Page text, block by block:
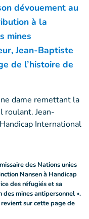
dévouement au
à la
mines
Jean-Baptiste
de l’histoire de
des Nations unies
Nansen à Handicap
des réfugiés et sa
mines antipersonnel ».
sur cette page de